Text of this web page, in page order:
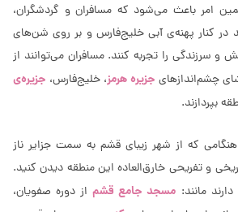
امر باعث می‌شود که مسافران و گردشگران،
در کنار پهنه‌ی آبی خلیج‌فارس و بر روی شن‌های
و سرزندگی را تجربه کنند. مسافران می‌توانند از
چشم‌اندازهای جزیره هرمز، خلیج‎‌فارس،
جزیره‌ی
بپردازند.
که از شهر زیبای قشم به سمت جزایر ناز
و تفریحی خارق‌العاده این منطقه دیدن کنید.
مانند: مسجد جامع قشماز دوره صفویان،